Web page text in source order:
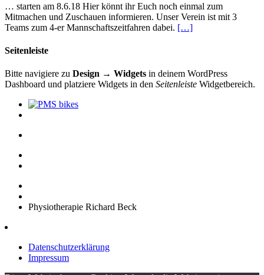
… starten am 8.6.18 Hier könnt ihr Euch noch einmal zum
Mitmachen und Zuschauen informieren. Unser Verein ist mit 3
Teams zum 4-er Mannschaftszeitfahren dabei. […]
Seitenleiste
Bitte navigiere zu Design → Widgets in deinem WordPress
Dashboard und platziere Widgets in den Seitenleiste Widgetbereich.
Physiotherapie Richard Beck
Datenschutzerklärung
Impressum